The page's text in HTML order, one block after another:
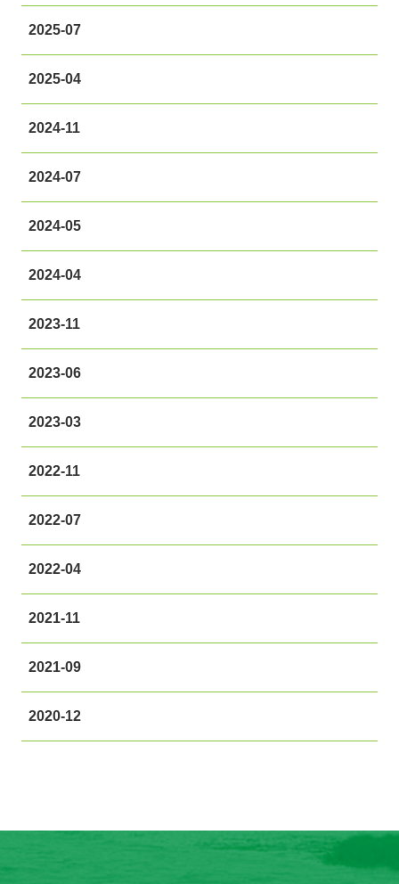
2025-07
2025-04
2024-11
2024-07
2024-05
2024-04
2023-11
2023-06
2023-03
2022-11
2022-07
2022-04
2021-11
2021-09
2020-12